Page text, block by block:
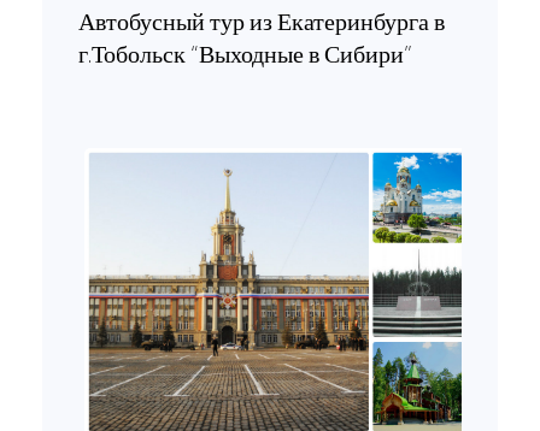
Автобусный тур из Екатеринбурга в
г.Тобольск “Выходные в Сибири”